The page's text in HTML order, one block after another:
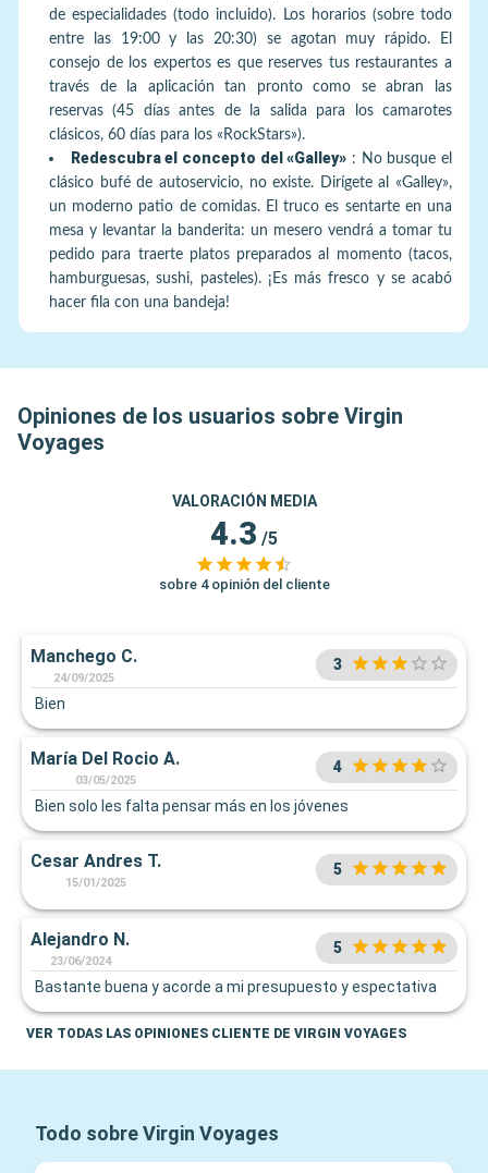
de especialidades (todo incluido). Los horarios (sobre todo
entre las 19:00 y las 20:30) se agotan muy rápido. El
consejo de los expertos es que reserves tus restaurantes a
través de la aplicación tan pronto como se abran las
reservas (45 días antes de la salida para los camarotes
clásicos, 60 días para los «RockStars»).
Redescubra el concepto del «Galley» : No busque el
clásico bufé de autoservicio, no existe. Dirígete al «Galley»,
un moderno patio de comidas. El truco es sentarte en una
mesa y levantar la banderita: un mesero vendrá a tomar tu
pedido para traerte platos preparados al momento (tacos,
hamburguesas, sushi, pasteles). ¡Es más fresco y se acabó
hacer fila con una bandeja!
Opiniones de los usuarios sobre Virgin
Voyages
VALORACIÓN MEDIA
4.3 /5
sobre 4 opinión del cliente
Manchego C.
24/09/2025
3
Bien
María Del Rocio A.
03/05/2025
4
Bien solo les falta pensar más en los jóvenes
Cesar Andres T.
15/01/2025
5
Alejandro N.
23/06/2024
5
Bastante buena y acorde a mi presupuesto y espectativa
VER TODAS LAS OPINIONES CLIENTE DE VIRGIN VOYAGES
Todo sobre Virgin Voyages